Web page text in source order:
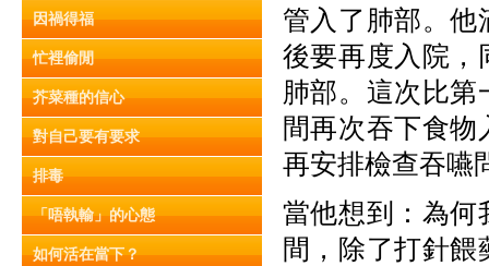
因禍得福
忙裡偷閒
芥菜種的信心
對自己要有要求
排毒
「唔執輸」的心態
如何活在當下？
管入了肺部。他
後要再度入院，
肺部。這次比
間再次吞下食
再安排檢查吞嚥
當他想到：為何
間，除了打針